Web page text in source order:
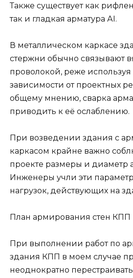
Также существует как
так и гладкая арматура АI.
В металлическом каркасе
стержни обычно связывают
проволокой, реже используя
зависимости от проектных
общему мнению, сварка
приводить к её ослаблению.
При возведении здания с
каркасом крайне важно
проекте размеры и диаметр
Инженеры учли эти
нагрузок, действующих на
План армирования стен КПП
При выполнении работ по
здания КПП в моем случае
неоднократно